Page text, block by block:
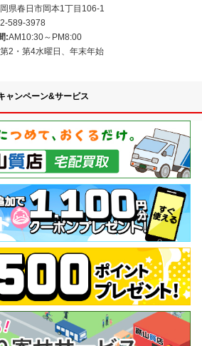
県春日市岡本1丁目106-1
589-3978
:AM10:30～PM8:00
第2・第4水曜日、年末年始
ャンペーン&サービス